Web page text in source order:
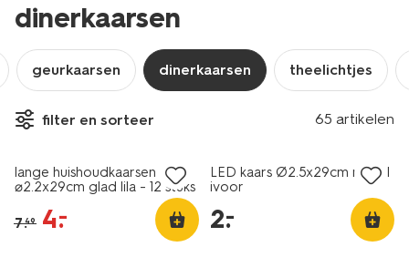
dinerkaarsen
geurkaarsen dinerkaarsen theelichtjes
filter en sorteer 65 artikelen
sale
lange huishoudkaarsen
⌀2.2x29cm glad lila - 12 stuks
7.49 4.
–
LED kaars Ø2.5x29cm ribbel
ivoor
2.
–